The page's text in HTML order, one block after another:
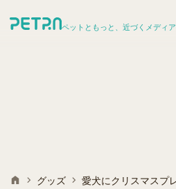
ペットともっと、近づくメディア
グッズ